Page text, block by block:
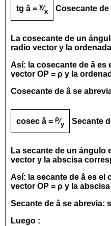
tg â = y⁄x Cosecante
La cosecante de un
radio vector y la
Así: la cosecante de â es
vector OP = ρ y la
Cosecante de â se
cosec â = ρ⁄y Secante
La secante de un ángulo
vector y la abscisa
Así: la secante de â es el
vector OP = ρ y la abscisa
Secante de â se abrevia:
Luego :